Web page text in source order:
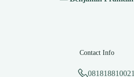
Contact Info
081818810021